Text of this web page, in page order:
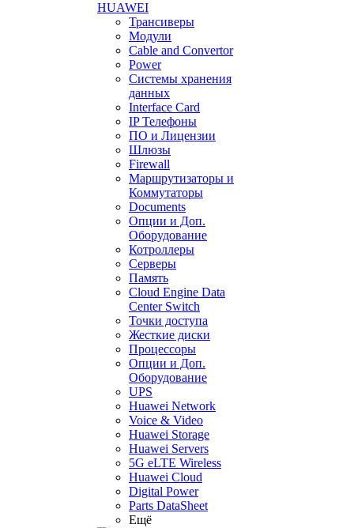
HUAWEI
Трансиверы
Модули
Cable and Convertor
Power
Системы хранения
данных
Interface Card
IP Телефоны
ПО и Лицензии
Шлюзы
Firewall
Маршрутизаторы и
Коммутаторы
Documents
Опции и Доп.
Оборудование
Котроллеры
Серверы
Память
Cloud Engine Data
Center Switch
Точки доступа
Жесткие диски
Процессоры
Опции и Доп.
Оборудование
UPS
Huawei Network
Voice & Video
Huawei Storage
Huawei Servers
5G eLTE Wireless
Huawei Cloud
Digital Power
Parts DataSheet
Ещё